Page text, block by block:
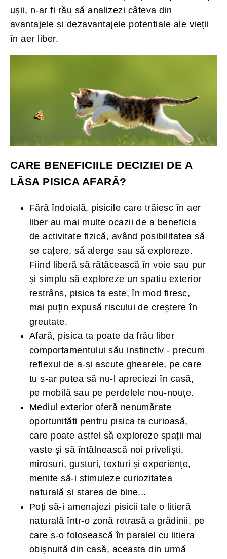
ușii, n-ar fi rău să analizezi câteva din
avantajele și dezavantajele potențiale ale vieții
în aer liber.
CARE BENEFICIILE DECIZIEI DE A
LĂSA PISICA AFARĂ?
Fără îndoială, pisicile care trăiesc în aer
liber au mai multe ocazii de a beneficia
de activitate fizică, având posibilitatea să
se cațere, să alerge sau să exploreze.
Fiind liberă să rătăcească în voie sau pur
și simplu să exploreze un spațiu exterior
restrâns, pisica ta este, în mod firesc,
mai puțin expusă riscului de creștere în
greutate.
Afară, pisica ta poate da frâu liber
comportamentului său instinctiv - precum
reflexul de a-și ascute ghearele, pe care
tu s-ar putea să nu-l apreciezi în casă,
pe mobilă sau pe perdelele nou-nouțe.
Mediul exterior oferă nenumărate
oportunități pentru pisica ta curioasă,
care poate astfel să exploreze spații mai
vaste și să întâlnească noi priveliști,
mirosuri, gusturi, texturi și experiențe,
menite să-i stimuleze curiozitatea
naturală și starea de bine...
Poți să-i amenajezi pisicii tale o litieră
naturală într-o zonă retrasă a grădinii, pe
care s-o folosească în paralel cu litiera
obișnuită din casă, aceasta din urmă